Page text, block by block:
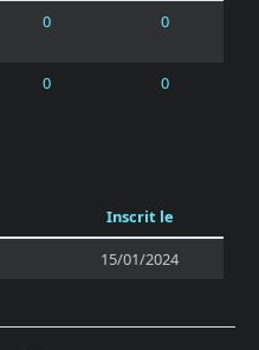
0 0
0 0
Inscrit le
15/01/2024